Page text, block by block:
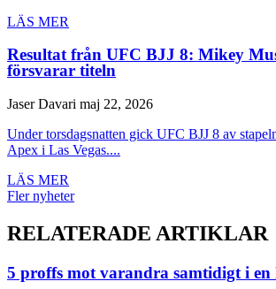
LÄS MER
Resultat från UFC BJJ 8: Mikey
försvarar titeln
Jaser Davari maj 22, 2026
Under torsdagsnatten gick UFC BJJ 8 av
Apex i Las Vegas....
LÄS MER
Fler nyheter
RELATERADE ARTIKLAR
5 proffs mot varandra samtidigt i en